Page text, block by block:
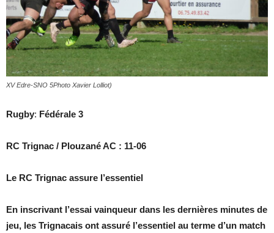
XV Edre-SNO 5Photo Xavier Lolliot)
Rugby: Fédérale 3
RC Trignac / Plouzané AC : 11-06
Le RC Trignac assure l’essentiel
En inscrivant l’essai vainqueur dans les dernières minutes de
jeu, les Trignacais ont assuré l’essentiel au terme d’un match